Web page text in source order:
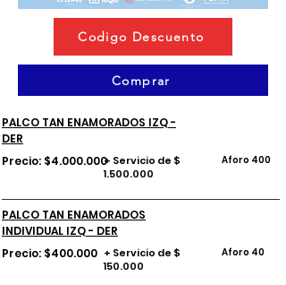
Codigo Descuento
Comprar
PALCO TAN ENAMORADOS IZQ -
DER
+ Servicio de $
1.500.000
Precio: $4.000.000 Aforo 400
PALCO TAN ENAMORADOS
INDIVIDUAL IZQ - DER
+ Servicio de $
150.000
Precio: $400.000 Aforo 40